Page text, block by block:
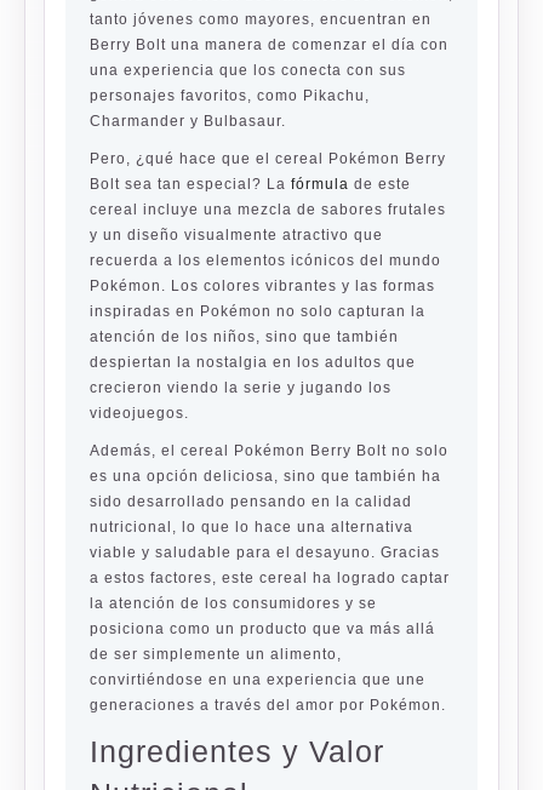
tanto jóvenes como mayores, encuentran en
Berry Bolt una manera de comenzar el día con
una experiencia que los conecta con sus
personajes favoritos, como Pikachu,
Charmander y Bulbasaur.
Pero, ¿qué hace que el cereal Pokémon Berry
Bolt sea tan especial? La fórmula de este
cereal incluye una mezcla de sabores frutales
y un diseño visualmente atractivo que
recuerda a los elementos icónicos del mundo
Pokémon. Los colores vibrantes y las formas
inspiradas en Pokémon no solo capturan la
atención de los niños, sino que también
despiertan la nostalgia en los adultos que
crecieron viendo la serie y jugando los
videojuegos.
Además, el cereal Pokémon Berry Bolt no solo
es una opción deliciosa, sino que también ha
sido desarrollado pensando en la calidad
nutricional, lo que lo hace una alternativa
viable y saludable para el desayuno. Gracias
a estos factores, este cereal ha logrado captar
la atención de los consumidores y se
posiciona como un producto que va más allá
de ser simplemente un alimento,
convirtiéndose en una experiencia que une
generaciones a través del amor por Pokémon.
Ingredientes y Valor